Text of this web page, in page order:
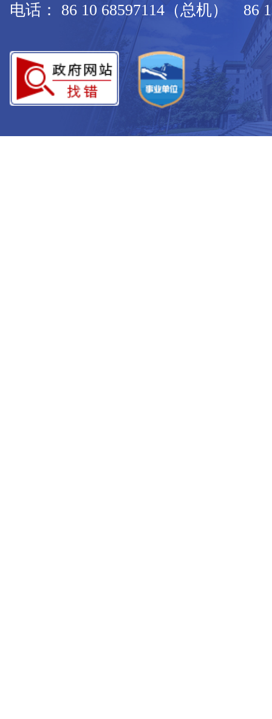
电话： 86 10 68597114（总机） 86